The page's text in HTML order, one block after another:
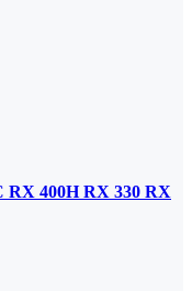
400H RX 330 RX